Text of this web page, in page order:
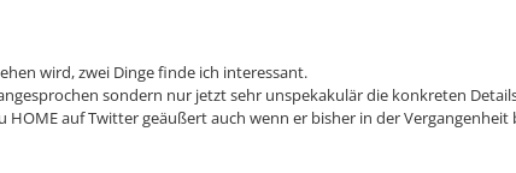
wird, zwei Dinge finde ich interessant.
sondern nur jetzt sehr unspekakulär die konkreten
HOME auf Twitter geäußert auch wenn er bisher in der